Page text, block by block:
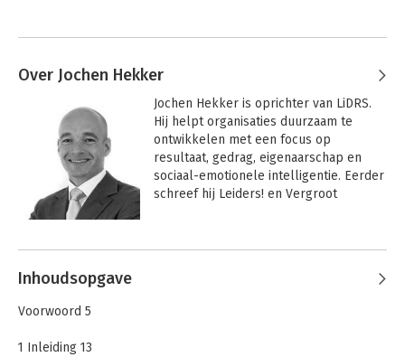
Over Jochen Hekker
Jochen Hekker is oprichter van LiDRS.
Hij helpt organisaties duurzaam te
ontwikkelen met een focus op
resultaat, gedrag, eigenaarschap en
sociaal-emotionele intelligentie. Eerder
schreef hij Leiders! en Vergroot
Andere boeken door Jochen Hekker
Inhoudsopgave
Voorwoord 5
1 Inleiding 13